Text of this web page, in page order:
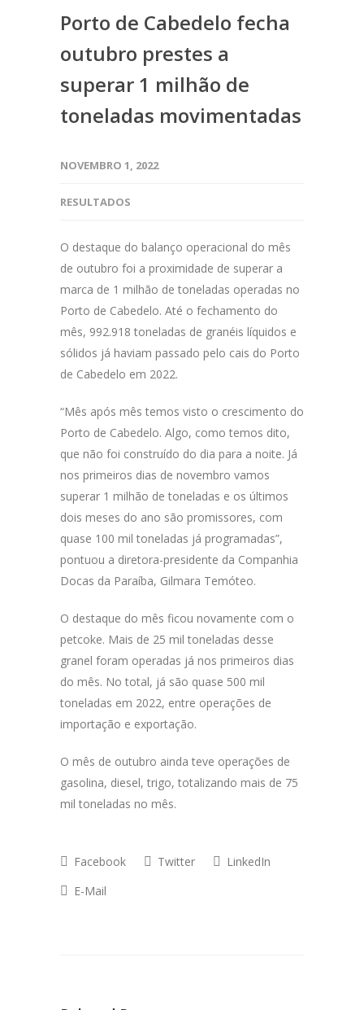
Porto de Cabedelo fecha
outubro prestes a
superar 1 milhão de
toneladas movimentadas
NOVEMBRO 1, 2022
RESULTADOS
O destaque do balanço operacional do mês
de outubro foi a proximidade de superar a
marca de 1 milhão de toneladas operadas no
Porto de Cabedelo. Até o fechamento do
mês, 992.918 toneladas de granéis líquidos e
sólidos já haviam passado pelo cais do Porto
de Cabedelo em 2022.
“Mês após mês temos visto o crescimento do
Porto de Cabedelo. Algo, como temos dito,
que não foi construído do dia para a noite. Já
nos primeiros dias de novembro vamos
superar 1 milhão de toneladas e os últimos
dois meses do ano são promissores, com
quase 100 mil toneladas já programadas”,
pontuou a diretora-presidente da Companhia
Docas da Paraíba, Gilmara Temóteo.
O destaque do mês ficou novamente com o
petcoke. Mais de 25 mil toneladas desse
granel foram operadas já nos primeiros dias
do mês. No total, já são quase 500 mil
toneladas em 2022, entre operações de
importação e exportação.
O mês de outubro ainda teve operações de
gasolina, diesel, trigo, totalizando mais de 75
mil toneladas no mês.
Facebook Twitter
LinkedIn
E-Mail